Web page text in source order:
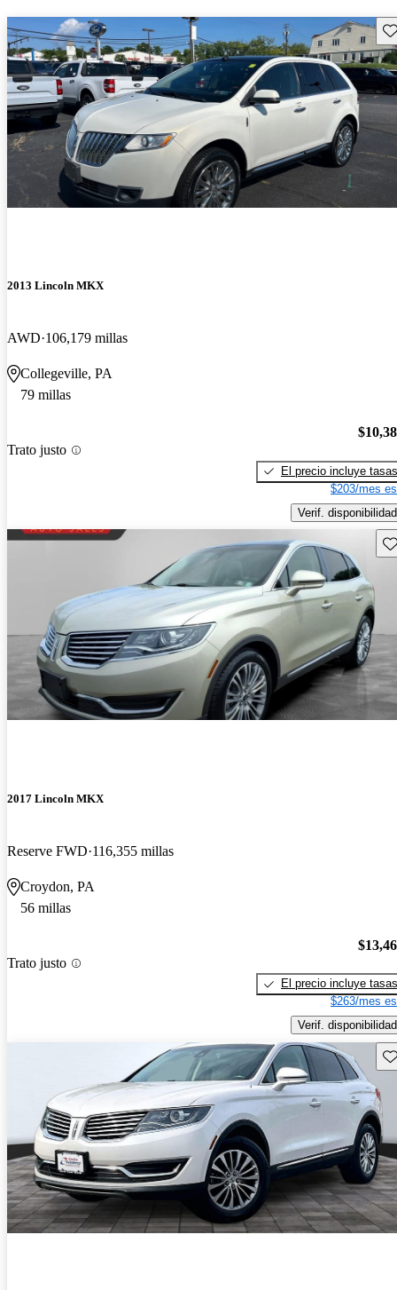
2013 Lincoln MKX
AWD 106,179 millas
Collegeville, PA
79 millas
Trato justo
El precio incluye tasas
$203/mes
Verif. disponibilidad
2017 Lincoln MKX
Reserve FWD 116,355 millas
Croydon, PA
56 millas
Trato justo
El precio incluye tasas
$263/mes
Verif. disponibilidad